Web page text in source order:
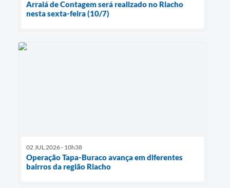
Arraiá de Contagem será realizado no Riacho
nesta sexta-feira (10/7)
02 JUL 2026 - 10h38
Operação Tapa-Buraco avança em diferentes
bairros da região Riacho